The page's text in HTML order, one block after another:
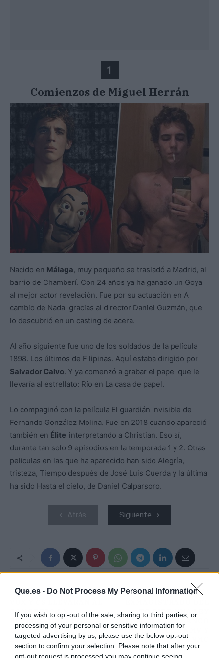
Que.es - Do Not Process My Personal Information
If you wish to opt-out of the sale, sharing to third parties, or
processing of your personal or sensitive information for
targeted advertising by us, please use the below opt-out
section to confirm your selection. Please note that after your
opt-out request is processed you may continue seeing
1
Comienzos de Miguel Herrán
Nacido en Málaga, muy pequeño se trasladó a Madrid, al
barrio de Chamberí. Con 24 años ya ha ganado un Goya
al mejor actor revelación. Fue por su actuación en A
cambio de Nada, gracias al director Daniel Guzmán, que
lo descubrió en un casting de acera.
Al año siguiente fue uno de los soldados de la película
1898. Los últimos de Filipinas. Aquí estaba dirigido por
Salvador Calvo. Y ya comenzó a grabar el papel que le
llevaría al estrellato: Río en La casa de papel.
Lo compaginó con la película El guardián invisible de
Fernando González Molina. Fue en 2018 cuando apareció
también en Élite interpretando a Christian. Eso sí,
durante tan solo 9 episodios en la temporada 1 y 2. Otras
películas en las que ha aparecido han sido Alegría,
tristeza, Tiempo después de José Luis Cuerda y la última
ha sido Hasta el cielo, de Daniel Calparsoro.
Atrás Siguiente
ARTÍCULO ANTERIOR
CONGRESO LA
REPROBACIÓN POR
LOS ACERCAMIENTOS
DE PRESOS DE ETA
ARTÍCULO SIGUIENTE
TC PIDE UNA LEY
COMÚN PARA BANCO
DE ESPAÑA, CNMV Y
CNMC